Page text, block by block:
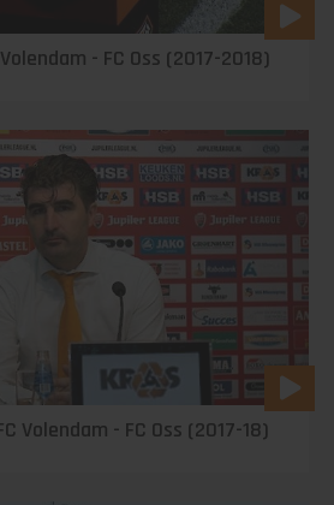
- FC Oss (2017-2018)
Volendam - FC Oss (2017-18)